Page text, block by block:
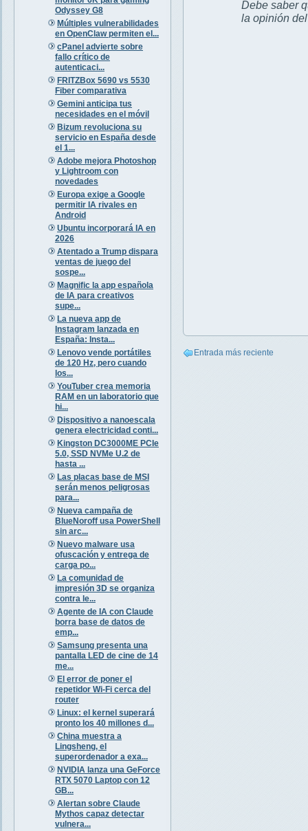
Odyssey G8
Múltiples vulnerabilidades
en OpenClaw permiten el...
cPanel advierte sobre
fallo crítico de
autenticaci...
FRITZBox 5690 vs 5530
Fiber comparativa
Gemini anticipa tus
necesidades en el móvil
Bizum revoluciona su
servicio en España desde
el 1...
Adobe mejora Photoshop
y Lightroom con
novedades
Europa exige a Google
permitir IA rivales en
Android
Ubuntu incorporará IA en
2026
Atentado a Trump dispara
ventas de juego del
sospe...
Magnific la app española
de IA para creativos
supe...
La nueva app de
Instagram lanzada en
España: Insta...
Lenovo vende portátiles
de 120 Hz, pero cuando
los...
YouTuber crea memoria
RAM en un laboratorio que
hi...
Dispositivo a nanoescala
genera electricidad conti...
Kingston DC3000ME PCIe
5.0, SSD NVMe U.2 de
hasta ...
Las placas base de MSI
serán menos peligrosas
para...
Nueva campaña de
BlueNoroff usa PowerShell
sin arc...
Nuevo malware usa
ofuscación y entrega de
carga po...
La comunidad de
impresión 3D se organiza
contra le...
Agente de IA con Claude
borra base de datos de
emp...
Samsung presenta una
pantalla LED de cine de 14
me...
El error de poner el
repetidor Wi-Fi cerca del
router
Linux: el kernel superará
pronto los 40 millones d...
China muestra a
Lingsheng, el
superordenador a exa...
NVIDIA lanza una GeForce
RTX 5070 Laptop con 12
GB...
Alertan sobre Claude
Mythos capaz detectar
vulnera...
Debe saber
la opinión
Entrada más reciente